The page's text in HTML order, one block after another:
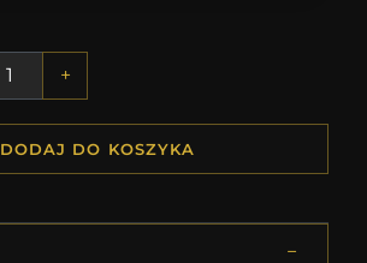
+
DODAJ DO KOSZYKA